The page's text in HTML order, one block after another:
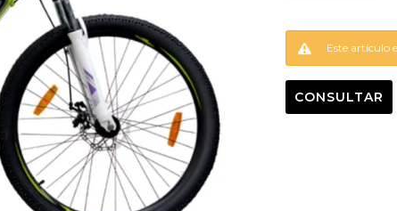
Este artículo
CONSULTAR